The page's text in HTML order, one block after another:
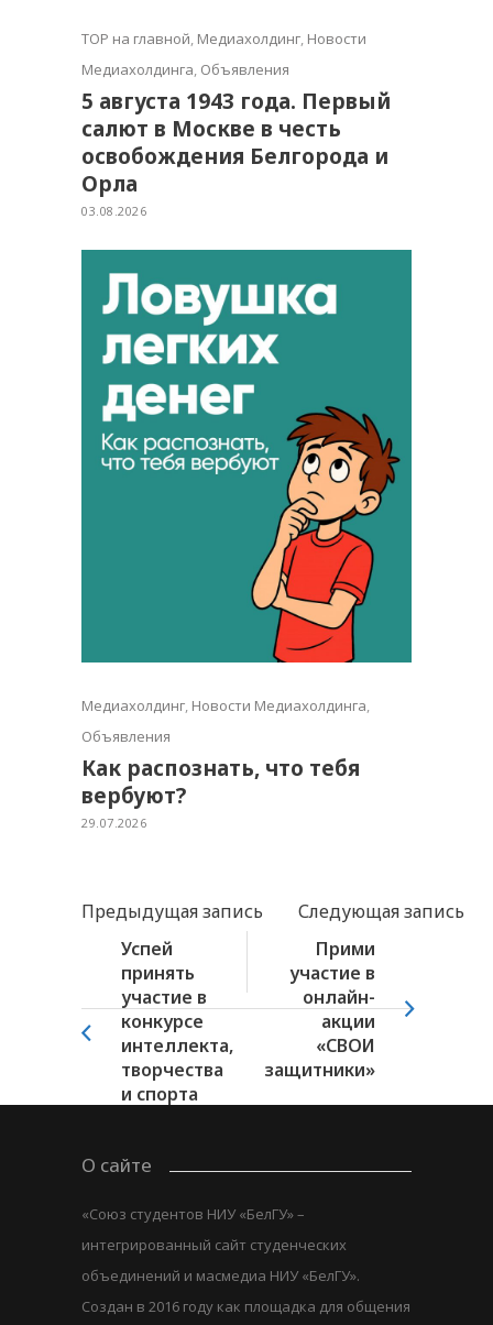
TOP на главной, Медиахолдинг, Новости
Медиахолдинга, Объявления
5 августа 1943 года. Первый
салют в Москве в честь
освобождения Белгорода и
Орла
03.08.2026
Медиахолдинг, Новости Медиахолдинга,
Объявления
Как распознать, что тебя
вербуют?
29.07.2026
Предыдущая запись
Следующая запись
Успей
принять
участие в
конкурсе
интеллекта,
творчества
и спорта
Прими
участие в
онлайн-
акции
«СВОИ
защитники»
О сайте
«Союз студентов НИУ «БелГУ» –
интегрированный сайт студенческих
объединений и масмедиа НИУ «БелГУ».
Создан в 2016 году как площадка для общения